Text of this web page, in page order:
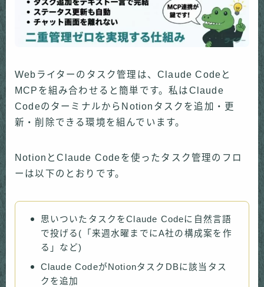
Webライターのタスク管理は、Claude Codeと
MCPを組み合わせると簡単です。私はClaude
CodeのターミナルからNotionタスクを追加・更
新・削除できる環境を組んでいます。
NotionとClaude Codeを使ったタスク管理のフロ
ーは以下のとおりです。
思いついたタスクをClaude Codeに自然言語
で投げる(「来週水曜までにA社の構成案を作
る」など)
Claude CodeがNotionタスクDBに該当タス
クを追加